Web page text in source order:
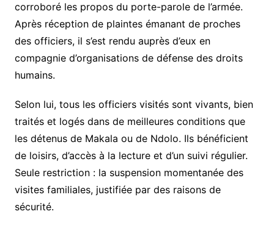
corroboré les propos du porte-parole de l’armée.
Après réception de plaintes émanant de proches
des officiers, il s’est rendu auprès d’eux en
compagnie d’organisations de défense des droits
humains.
Selon lui, tous les officiers visités sont vivants, bien
traités et logés dans de meilleures conditions que
les détenus de Makala ou de Ndolo. Ils bénéficient
de loisirs, d’accès à la lecture et d’un suivi régulier.
Seule restriction : la suspension momentanée des
visites familiales, justifiée par des raisons de
sécurité.